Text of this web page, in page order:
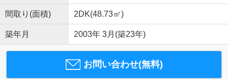
間取り(面積) 2DK(48.73㎡)
築年月 2003年 3月(築23年)
お問い合わせ(無料)